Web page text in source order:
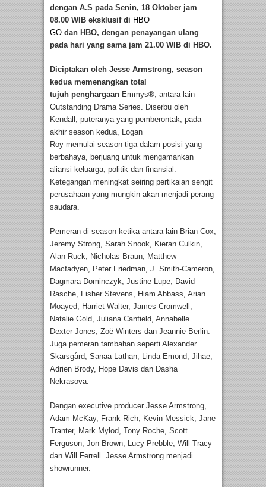
dengan A.S pada Senin, 18 Oktober jam
08.00 WIB eksklusif di HBO
GO dan HBO, dengan penayangan ulang
pada hari yang sama jam 21.00 WIB di HBO.
Diciptakan oleh Jesse Armstrong, season
kedua memenangkan total
tujuh penghargaan Emmys®, antara lain
Outstanding Drama Series. Diserbu oleh
Kendall, puteranya yang pemberontak, pada
akhir season kedua, Logan
Roy memulai season tiga dalam posisi yang
berbahaya, berjuang untuk mengamankan
aliansi keluarga, politik dan finansial.
Ketegangan meningkat seiring pertikaian sengit
perusahaan yang mungkin akan menjadi perang
saudara.
Pemeran di season ketika antara lain Brian Cox,
Jeremy Strong, Sarah Snook, Kieran Culkin,
Alan Ruck, Nicholas Braun, Matthew
Macfadyen, Peter Friedman, J. Smith-Cameron,
Dagmara Dominczyk, Justine Lupe, David
Rasche, Fisher Stevens, Hiam Abbass, Arian
Moayed, Harriet Walter, James Cromwell,
Natalie Gold, Juliana Canfield, Annabelle
Dexter-Jones, Zoë Winters dan Jeannie Berlin.
Juga pemeran tambahan seperti Alexander
Skarsgård, Sanaa Lathan, Linda Emond, Jihae,
Adrien Brody, Hope Davis dan Dasha
Nekrasova.
Dengan executive producer Jesse Armstrong,
Adam McKay, Frank Rich, Kevin Messick, Jane
Tranter, Mark Mylod, Tony Roche, Scott
Ferguson, Jon Brown, Lucy Prebble, Will Tracy
dan Will Ferrell. Jesse Armstrong menjadi
showrunner.